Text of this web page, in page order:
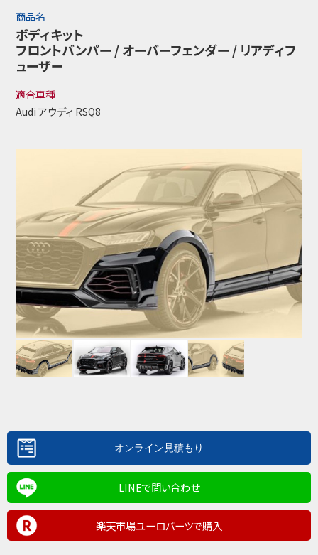
商品名
ボディキット
フロントバンパー / オーバーフェンダー / リアディフ
ューザー
適合車種
Audi アウディ RSQ8
LINEで問い合わせ
楽天市場ユーロパーツで購入